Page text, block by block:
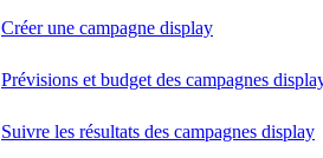
Créer une campagne display
Prévisions et budget des campagnes
Suivre les résultats des campagnes display